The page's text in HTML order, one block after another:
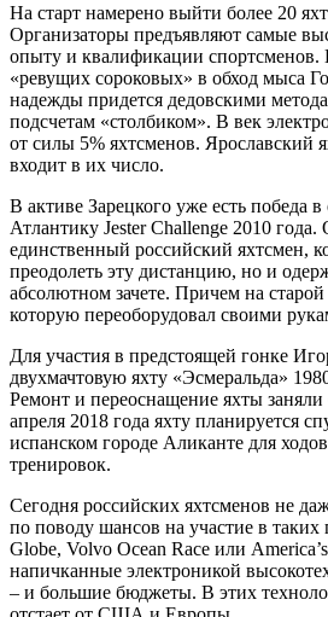
На старт намерено выйти более 20
Организаторы предъявляют самые
опыту и квалификации спортсменов.
«ревущих сороковых» в обход мыса
надежды придется дедовскими
подсчетам «столбиком». В век
от силы 5% яхтсменов. Ярославский
входит в их число.
В активе Зарецкого уже есть победа
Атлантику Jester Challenge 2010
единственный российский яхтсмен,
преодолеть эту дистанцию, но и
абсолютном зачете. Причем на
которую переоборудовал своими
Для участия в предстоящей гонке
двухмачтовую яхту «Эсмеральда»
Ремонт и переоснащение яхты заняли
апреля 2018 года яхту планируется
испанском городе Аликанте для
тренировок.
Сегодня российских яхтсменов не
по поводу шансов на участие в таких
Globe, Volvo Ocean Race или
напичканные электроникой
– и большие бюджеты. В этих